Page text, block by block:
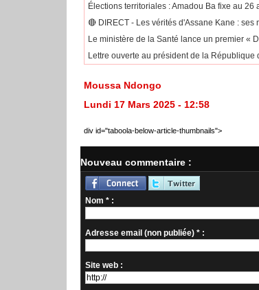
Élections territoriales : Amadou Ba fixe au
🔴​ DIRECT - Les vérités d'Assane Kane :
Le ministère de la Santé lance un premier «
Lettre ouverte au président de la
Moussa Ndongo
Lundi 17 Mars 2025 - 12:58
div id="taboola-below-article-thumbnails">
Nouveau commentaire :
Nom * :
Adresse email (non publiée) * :
Site web :